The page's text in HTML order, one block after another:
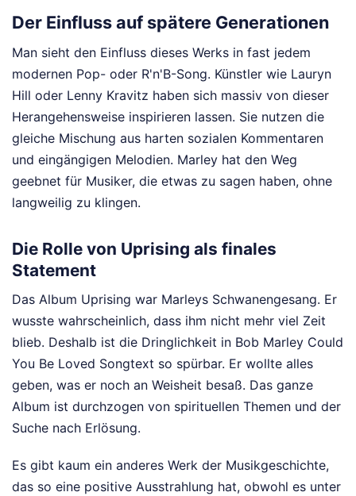
Der Einfluss auf spätere Generationen
Man sieht den Einfluss dieses Werks in fast jedem
modernen Pop- oder R'n'B-Song. Künstler wie Lauryn
Hill oder Lenny Kravitz haben sich massiv von dieser
Herangehensweise inspirieren lassen. Sie nutzen die
gleiche Mischung aus harten sozialen Kommentaren
und eingängigen Melodien. Marley hat den Weg
geebnet für Musiker, die etwas zu sagen haben, ohne
langweilig zu klingen.
Die Rolle von Uprising als finales
Statement
Das Album Uprising war Marleys Schwanengesang. Er
wusste wahrscheinlich, dass ihm nicht mehr viel Zeit
blieb. Deshalb ist die Dringlichkeit in Bob Marley Could
You Be Loved Songtext so spürbar. Er wollte alles
geben, was er noch an Weisheit besaß. Das ganze
Album ist durchzogen von spirituellen Themen und der
Suche nach Erlösung.
Es gibt kaum ein anderes Werk der Musikgeschichte,
das so eine positive Ausstrahlung hat, obwohl es unter